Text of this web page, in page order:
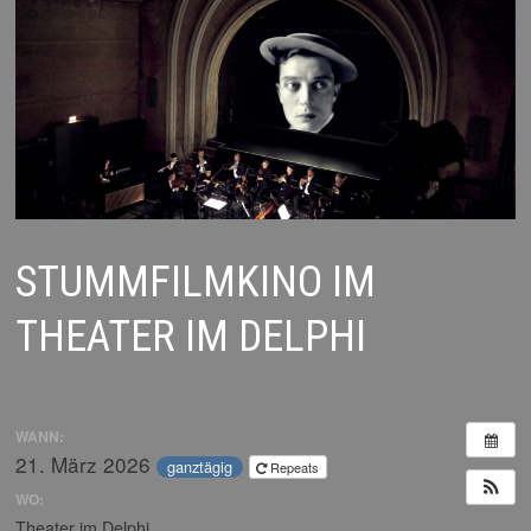
STUMMFILMKINO IM
THEATER IM DELPHI
WANN:
21. März 2026 ganztägig Repeats
WO: